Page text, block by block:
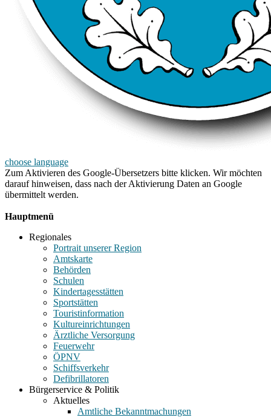
choose language
Zum Aktivieren des Google-Übersetzers bitte klicken. Wir möchten
darauf hinweisen, dass nach der Aktivierung Daten an Google
übermittelt werden.
Hauptmenü
Regionales
Portrait unserer Region
Amtskarte
Behörden
Schulen
Kindertagesstätten
Sportstätten
Touristinformation
Kultureinrichtungen
Ärztliche Versorgung
Feuerwehr
ÖPNV
Schiffsverkehr
Defibrillatoren
Bürgerservice & Politik
Aktuelles
Amtliche Bekanntmachungen